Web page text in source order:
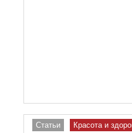
Статьи Красота и